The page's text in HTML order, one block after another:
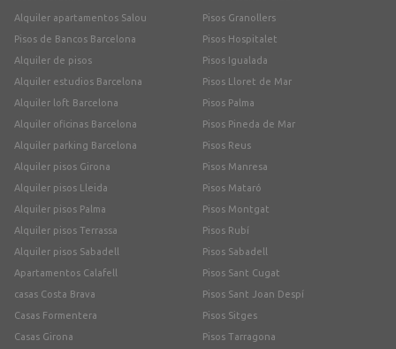
Alquiler apartamentos Salou
Pisos de Bancos Barcelona
Alquiler de pisos
Alquiler estudios Barcelona
Alquiler loft Barcelona
Alquiler oficinas Barcelona
Alquiler parking Barcelona
Alquiler pisos Girona
Alquiler pisos Lleida
Alquiler pisos Palma
Alquiler pisos Terrassa
Alquiler pisos Sabadell
Apartamentos Calafell
casas Costa Brava
Casas Formentera
Casas Girona
Pisos Granollers
Pisos Hospitalet
Pisos Igualada
Pisos Lloret de Mar
Pisos Palma
Pisos Pineda de Mar
Pisos Reus
Pisos Manresa
Pisos Mataró
Pisos Montgat
Pisos Rubí
Pisos Sabadell
Pisos Sant Cugat
Pisos Sant Joan Despí
Pisos Sitges
Pisos Tarragona